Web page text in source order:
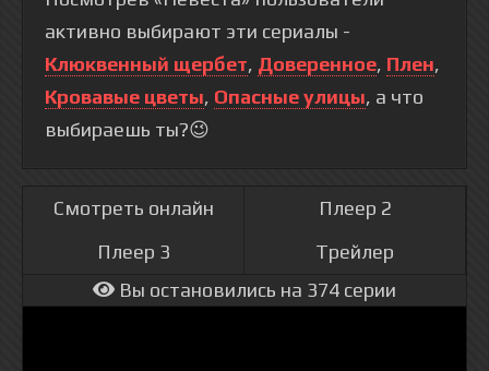
активно выбирают эти сериалы -
Клюквенный щербет, Доверенное, Плен,
Кровавые цветы, Опасные улицы, а что
выбираешь ты?😉
Смотреть онлайн
Плеер 2
Плеер 3
Трейлер
Вы остановились на 374 серии